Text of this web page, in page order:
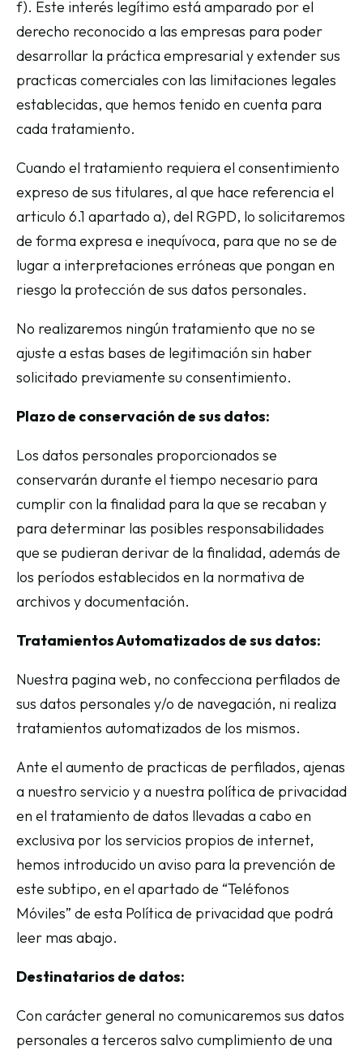
f). Este interés legítimo está amparado por el
derecho reconocido a las empresas para poder
desarrollar la práctica empresarial y extender sus
practicas comerciales con las limitaciones legales
establecidas, que hemos tenido en cuenta para
cada tratamiento.
Cuando el tratamiento requiera el consentimiento
expreso de sus titulares, al que hace referencia el
articulo 6.1 apartado a), del RGPD, lo solicitaremos
de forma expresa e inequívoca, para que no se de
lugar a interpretaciones erróneas que pongan en
riesgo la protección de sus datos personales.
No realizaremos ningún tratamiento que no se
ajuste a estas bases de legitimación sin haber
solicitado previamente su consentimiento.
Plazo de conservación de sus datos:
Los datos personales proporcionados se
conservarán durante el tiempo necesario para
cumplir con la finalidad para la que se recaban y
para determinar las posibles responsabilidades
que se pudieran derivar de la finalidad, además de
los períodos establecidos en la normativa de
archivos y documentación.
Tratamientos Automatizados de sus datos:
Nuestra pagina web, no confecciona perfilados de
sus datos personales y/o de navegación, ni realiza
tratamientos automatizados de los mismos.
Ante el aumento de practicas de perfilados, ajenas
a nuestro servicio y a nuestra política de privacidad
en el tratamiento de datos llevadas a cabo en
exclusiva por los servicios propios de internet,
hemos introducido un aviso para la prevención de
este subtipo, en el apartado de “Teléfonos
Móviles” de esta Política de privacidad que podrá
leer mas abajo.
Destinatarios de datos:
Con carácter general no comunicaremos sus datos
personales a terceros salvo cumplimiento de una